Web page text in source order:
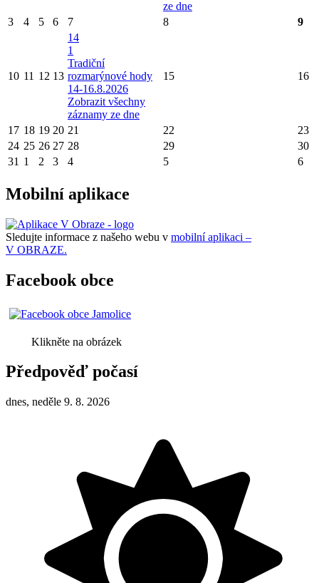
ze dne
3 4 5 6 7 8 9
10 11 12 13
14
1
Tradiční
rozmarýnové hody
14-16.8.2026
Zobrazit všechny
záznamy ze dne
15 16
17 18 19 20 21 22
23
24 25 26 27 28 29
30
31 1 2 3 4 5 6
Mobilní aplikace
Sledujte informace z našeho webu v mobilní aplikaci –
V OBRAZE.
Facebook obce
Klikněte na obrázek
Předpověď počasí
dnes, neděle 9. 8. 2026